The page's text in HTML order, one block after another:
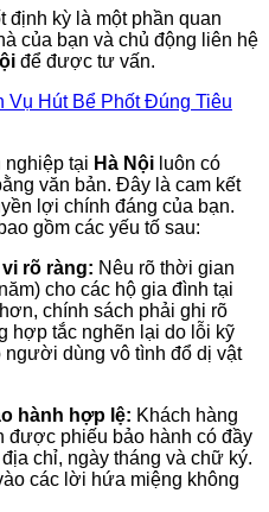
định kỳ là một phần quan
của bạn và chủ động liên hệ
để được tư vấn.
Vụ Hút Bể Phốt Đúng Tiêu
nghiệp tại Hà Nội luôn có
văn bản. Đây là cam kết
lợi chính đáng của bạn.
gồm các yếu tố sau:
rõ ràng: Nêu rõ thời gian
cho các hộ gia đình tại
chính sách phải ghi rõ
hợp tắc nghẽn lại do lỗi kỹ
người dùng vô tình đổ dị vật
hành hợp lệ: Khách hàng
được phiếu bảo hành có đầy
chỉ, ngày tháng và chữ ký.
các lời hứa miệng không